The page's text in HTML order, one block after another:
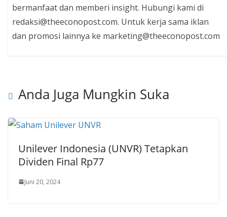
bermanfaat dan memberi insight. Hubungi kami di
redaksi@theeconopost.com. Untuk kerja sama iklan
dan promosi lainnya ke marketing@theeconopost.com
Anda Juga Mungkin Suka
Unilever Indonesia (UNVR) Tetapkan
Dividen Final Rp77
Juni 20, 2024